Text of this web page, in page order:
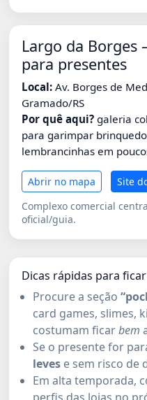
Largo da
para presentes
Local:Av. Borges de
Gramado/RS
Por quê aqui?galeria
para garimpar
lembrancinhas em
Abrir no mapa
Site
Complexo comercial
oficial/guia.
Dicas rápidas para
Procure a seção
card games, slimes,
costumam ficarbem
Se o presente for
levese sem risco de
Em alta temporada,